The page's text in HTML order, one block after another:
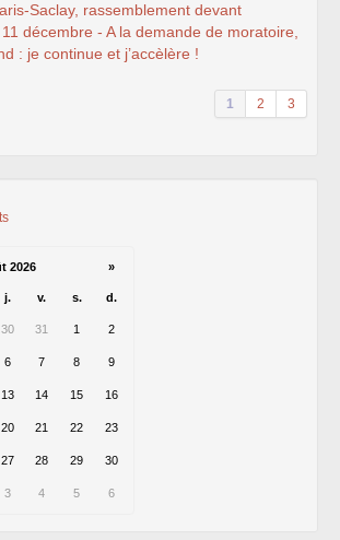
Saclay, rassemblement devant
décembre - A la demande de moratoire,
: je continue et j’accèlère !
1 2 3
2026 »
j. v. s. d.
30 31 1 2
6 7 8 9
13 14 15 16
20 21 22 23
27 28 29 30
3 4 5 6